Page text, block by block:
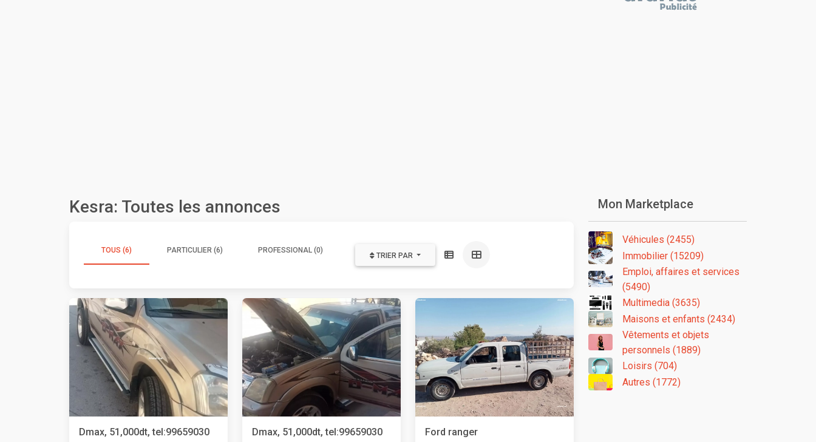
Kesra: Toutes les annonces
TOUS (6) PARTICULIER (6) PROFESSIONAL (0)
TRIER PAR
Dmax, 51,000dt, tel:99659030
Dmax, 51,000dt, tel:99659030
Ford ranger
Mon Marketplace
Véhicules (2455)
Immobilier (15209)
Emploi, affaires et services
(5490)
Multimedia (3635)
Maisons et enfants (2434)
Vêtements et objets
personnels (1889)
Loisirs (704)
Autres (1772)